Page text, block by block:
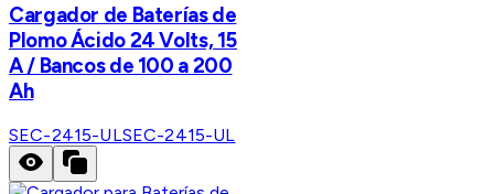
Cargador de Baterías de
Plomo Ácido 24 Volts, 15
A / Bancos de 100 a 200
Ah
SEC-2415-ULSEC-2415-UL